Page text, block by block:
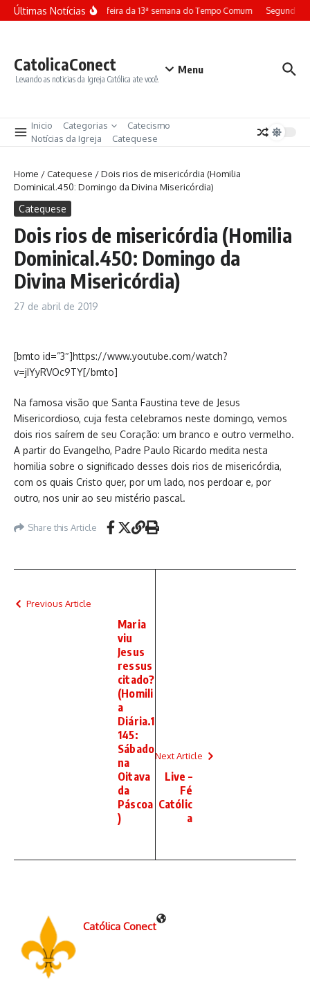
Ir para o conteúdo
Últimas NotíciasTerça-feira da 13ª semana do Tempo Comum Segunda-
CatolicaConect
Levando as noticias da Igreja Católica ate você.
Menu
Inicio Categorias
Catecismo
Notícias da Igreja
Catequese
Home /Catequese /Dois rios de misericórdia (Homilia
Dominical.450: Domingo da Divina Misericórdia)
Catequese
Dois rios de misericórdia (Homilia
Dominical.450: Domingo da
Divina Misericórdia)
27 de abril de 2019
[bmto id=”3″]https://www.youtube.com/watch?
v=jIYyRVOc9TY[/bmto]
Na famosa visão que Santa Faustina teve de Jesus
Misericordioso, cuja festa celebramos neste domingo, vemos
dois rios saírem de seu Coração: um branco e outro vermelho.
A partir do Evangelho, Padre Paulo Ricardo medita nesta
homilia sobre o significado desses dois rios de misericórdia,
com os quais Cristo quer, por um lado, nos perdoar e, por
outro, nos unir ao seu mistério pascal.
Share this Article
Previous Article
Maria
viu
Jesus
ressus
citado?
(Homili
a
Diária.1
145:
Sábado
na
Oitava
da
Páscoa
)
Next Article
Live –
Fé
Católic
a
Católica Conect